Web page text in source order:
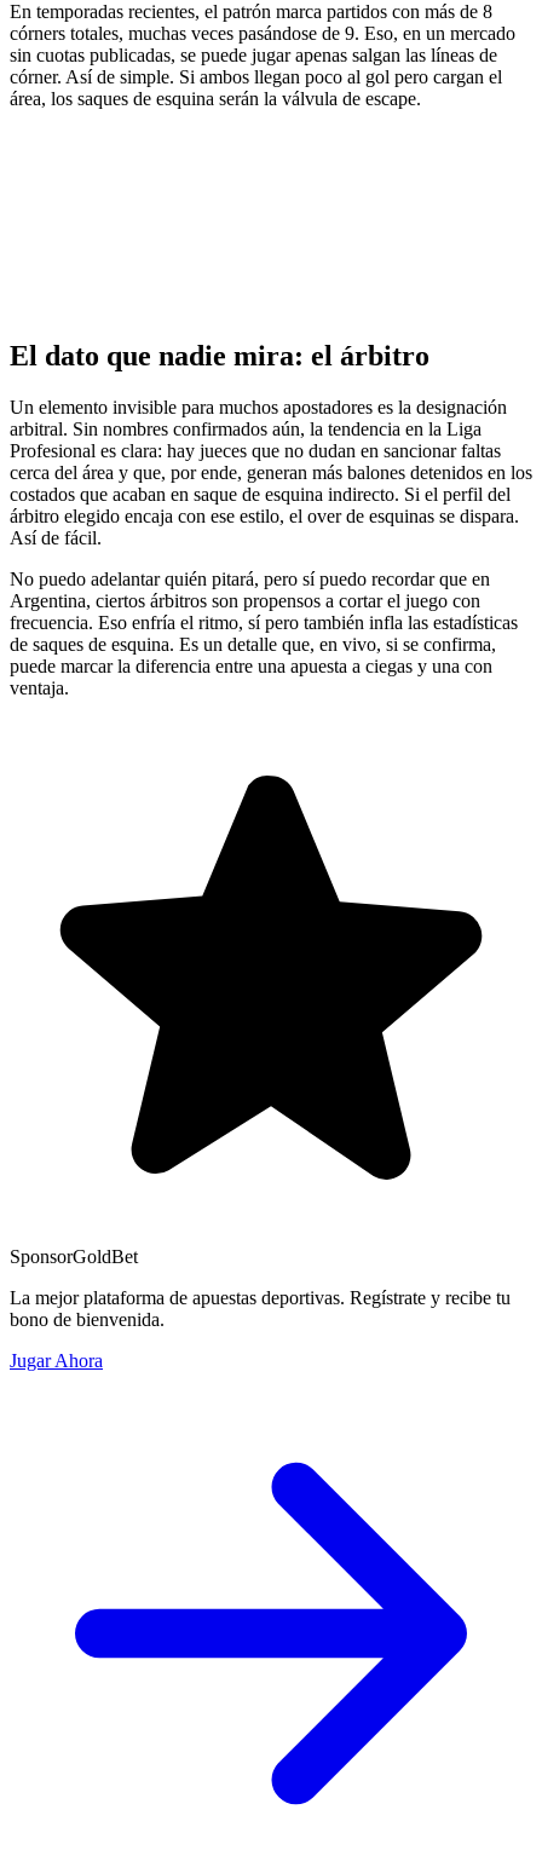
En temporadas recientes, el patrón marca partidos con más de 8
córners totales, muchas veces pasándose de 9. Eso, en un mercado
sin cuotas publicadas, se puede jugar apenas salgan las líneas de
córner. Así de simple. Si ambos llegan poco al gol pero cargan el
área, los saques de esquina serán la válvula de escape.
El dato que nadie mira: el árbitro
Un elemento invisible para muchos apostadores es la designación
arbitral. Sin nombres confirmados aún, la tendencia en la Liga
Profesional es clara: hay jueces que no dudan en sancionar faltas
cerca del área y que, por ende, generan más balones detenidos en los
costados que acaban en saque de esquina indirecto. Si el perfil del
árbitro elegido encaja con ese estilo, el over de esquinas se dispara.
Así de fácil.
No puedo adelantar quién pitará, pero sí puedo recordar que en
Argentina, ciertos árbitros son propensos a cortar el juego con
frecuencia. Eso enfría el ritmo, sí pero también infla las estadísticas
de saques de esquina. Es un detalle que, en vivo, si se confirma,
puede marcar la diferencia entre una apuesta a ciegas y una con
ventaja.
SponsorGoldBet
La mejor plataforma de apuestas deportivas. Regístrate y recibe tu
bono de bienvenida.
Jugar Ahora